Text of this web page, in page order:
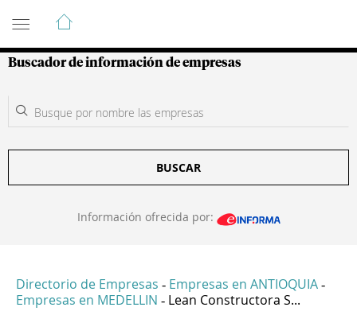
Guía de Empresas Colombianas
Buscador de información de empresas
BUSCAR
Información ofrecida por:
Directorio de Empresas - Empresas en ANTIOQUIA -
Empresas en MEDELLIN - Lean Constructora S...